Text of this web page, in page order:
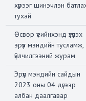
хүрээг шинэчлэн
тухай
Өсвөр үеийнхэнд үзүүлэх
эрүүл мэндийн тусламж,
үйлчилгээний журам
Эрүүл мэндийн сайдын
2023 оны 04 дүгээр
албан даалгавар